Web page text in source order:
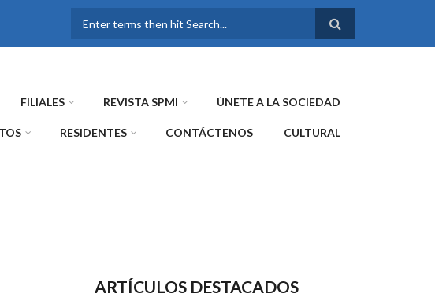
FORMULARIO DE
FILIALES REVISTA SPMI ÚNETE A LA SOCIEDAD
RESIDENTES CONTÁCTENOS CULTURAL
ARTÍCULOS DESTACADOS